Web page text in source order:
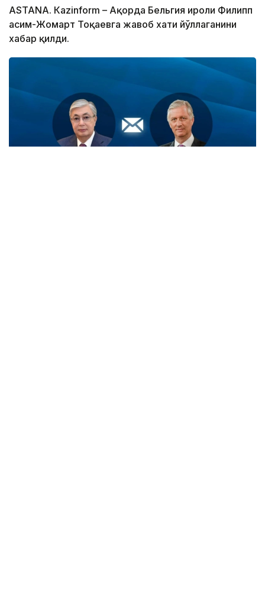
ASTANА. Кazinform – Ақорда Бельгия Қироли Филипп
Қасим-Жомарт Тоқаевга жавоб хати йўллаганини
хабар қилди.